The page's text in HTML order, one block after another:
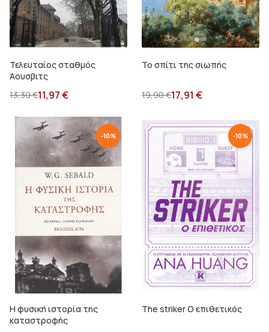
Τελευταίος σταθμός
Άουσβιτς
13,30€11,97€
Το σπίτι της σιωπής
19,90€17,91 €
-10%
Η φυσική ιστορία της
καταστροφής
-10%
The striker Ο επιθετικός